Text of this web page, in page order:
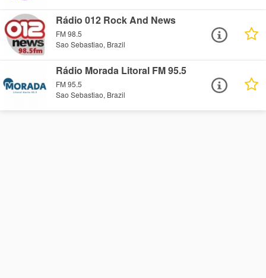
Rádio 012 Rock And News
FM 98.5
Sao Sebastiao, Brazil
Rádio Morada Litoral FM 95.5
FM 95.5
Sao Sebastiao, Brazil